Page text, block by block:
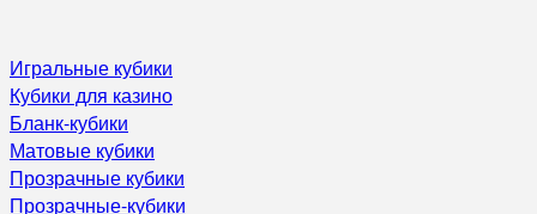
Игральные кубики
Кубики для казино
Бланк-кубики
Матовые кубики
Прозрачные кубики
Прозрачные-кубики